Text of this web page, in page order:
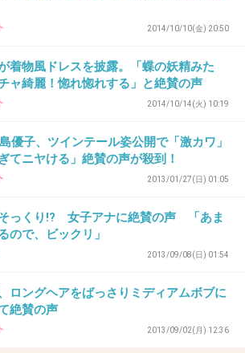
ぇ
ぎるパターン
-3
2014/10/10(金) 20:50
着物風ドレスを披露。「蝶の妖精みた
ャ綺麗！惚れ惚れする」と絶賛の声
2014/10/14(火) 10:19
優子、ツインテール姿公開で「激カワ」
てニヤける」絶賛の声が殺到！
2013/01/27(日) 01:05
っくり!? 女子アナに絶賛の声 「あま
ので、ビックリ」
2013/09/08(日) 01:54
ロングヘアをばっさりミディアムボブに
絶賛の声
2013/09/02(月) 12:36